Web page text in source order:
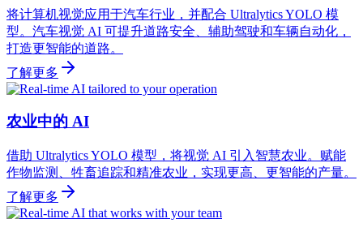
将计算机视觉应用于汽车行业，并配合 Ultralytics YOLO 模
型。汽车视觉 AI 可提升道路安全、辅助驾驶和车辆自动化，
打造更智能的道路。
了解更多
农业中的 AI
借助 Ultralytics YOLO 模型，将视觉 AI 引入智慧农业。赋能
作物监测、牲畜追踪和精准农业，实现更高、更智能的产量。
了解更多